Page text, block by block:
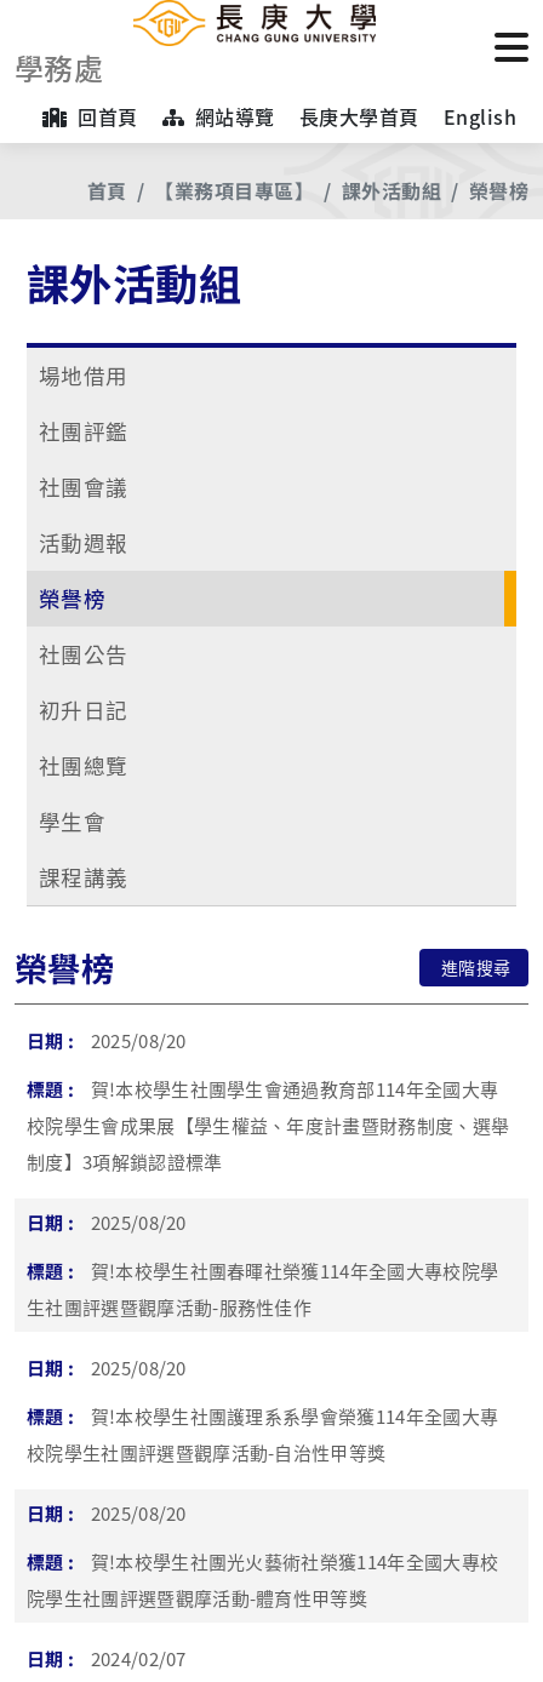
學務處
回首頁 網站導覽 長庚大學首頁 English
首頁 【業務項目專區】 課外活動組 榮譽榜
課外活動組
場地借用
社團評鑑
社團會議
活動週報
榮譽榜
社團公告
初升日記
社團總覽
學生會
課程講義
榮譽榜 進階搜尋
2025/08/20
賀!本校學生社團學生會通過教育部114年全國大專
校院學生會成果展【學生權益、年度計畫暨財務制度、選舉
制度】3項解鎖認證標準
2025/08/20
賀!本校學生社團春暉社榮獲114年全國大專校院學
生社團評選暨觀摩活動-服務性佳作
2025/08/20
賀!本校學生社團護理系系學會榮獲114年全國大專
校院學生社團評選暨觀摩活動-自治性甲等獎
2025/08/20
賀!本校學生社團光火藝術社榮獲114年全國大專校
院學生社團評選暨觀摩活動-體育性甲等獎
2024/02/07